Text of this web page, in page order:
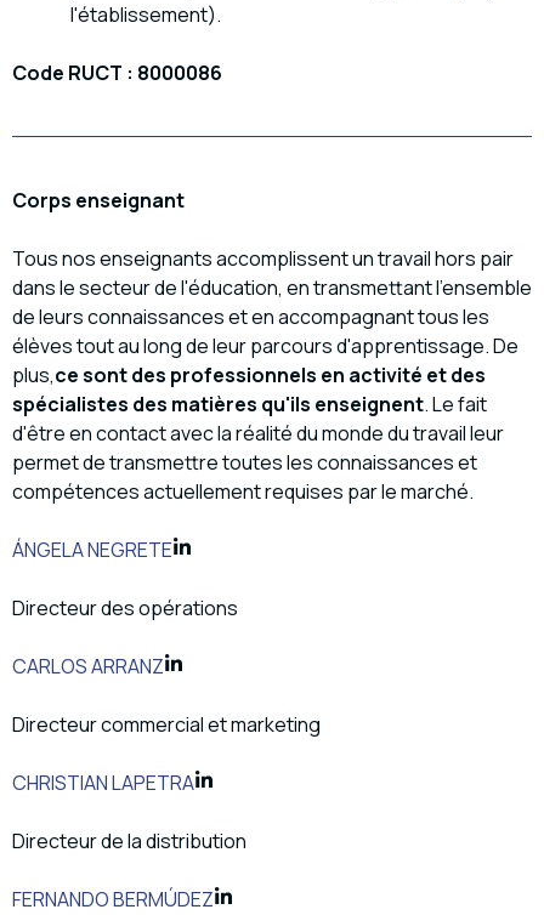
l'établissement).
Code RUCT : 8000086
Corps enseignant
Tous nos enseignants accomplissent un travail hors pair
dans le secteur de l'éducation, en transmettant l'ensemble
de leurs connaissances et en accompagnant tous les
élèves tout au long de leur parcours d'apprentissage. De
plus,ce sont des professionnels en activité et des
spécialistes des matières qu'ils enseignent. Le fait
d'être en contact avec la réalité du monde du travail leur
permet de transmettre toutes les connaissances et
compétences actuellement requises par le marché.
ÁNGELA NEGRETE
Directeur des opérations
CARLOS ARRANZ
Directeur commercial et marketing
CHRISTIAN LAPETRA
Directeur de la distribution
FERNANDO BERMÚDEZ